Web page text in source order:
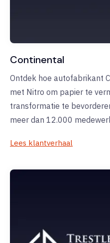
Continental
Ontdek hoe autofabrikant
met Nitro om papier te
transformatie te
meer dan 12.000
Lees klantverhaal